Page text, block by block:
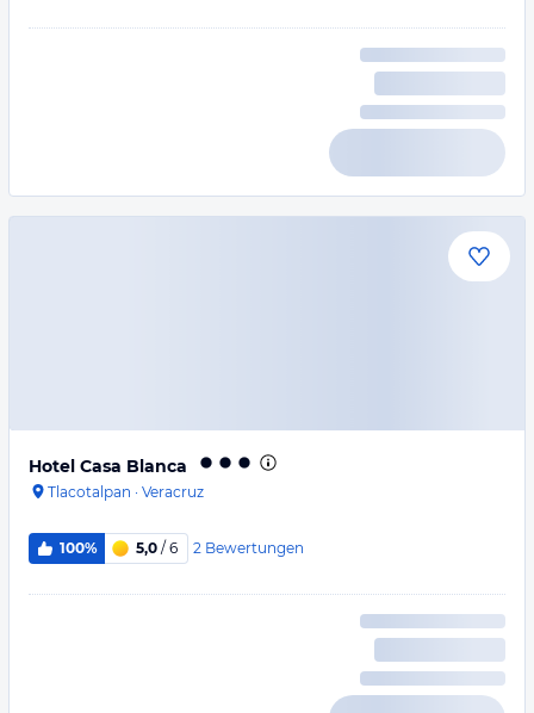
Hotel Casa Blanca
Tlacotalpan · Veracruz
100% 5,0 / 6 2 Bewertungen